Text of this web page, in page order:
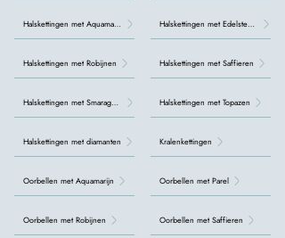
Halskettingen met Aquamarijn
Halskettingen met Robijnen
Halskettingen met Smaragden
Halskettingen met diamanten
Oorbellen met Aquamarijn
Oorbellen met Robijnen
Halskettingen met Edelstenen
Halskettingen met Saffieren
Halskettingen met Topazen
Kralenkettingen
Oorbellen met Parel
Oorbellen met Saffieren